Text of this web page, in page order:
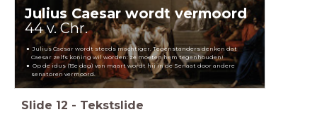
Julius Caesar wordt vermoord
44 v. Chr.
Julius Caesar wordt steeds machtiger. Tegenstanders denken dat
Caesar zelfs koning wil worden: ze moeten hem tegenhouden!
Op de idus (15e dag) van maart wordt hij in de Senaat door andere
senatoren vermoord.
Slide 12 - Tekstslide